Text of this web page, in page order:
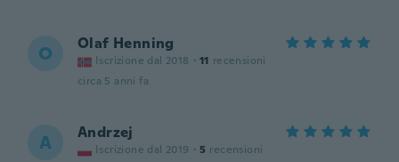
O Olaf Henning
Iscrizione dal 2018 · 11 recensioni
circa 5 anni fa
A Andrzej
Iscrizione dal 2019 · 5 recensioni